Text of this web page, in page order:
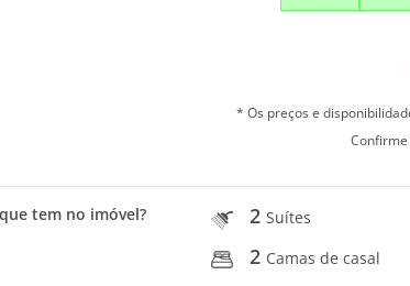
* Os preços e
Confirme
tem no imóvel? 2Suítes
2 Camas de casal